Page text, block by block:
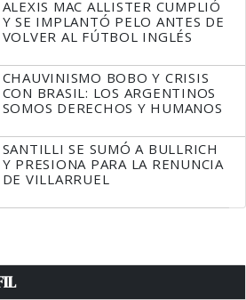
ALEXIS MAC ALLISTER CUMPLIÓ
Y SE IMPLANTÓ PELO ANTES DE
VOLVER AL FÚTBOL INGLÉS
CHAUVINISMO BOBO Y CRISIS
CON BRASIL: LOS ARGENTINOS
SOMOS DERECHOS Y HUMANOS
SANTILLI SE SUMÓ A BULLRICH
Y PRESIONA PARA LA RENUNCIA
DE VILLARRUEL